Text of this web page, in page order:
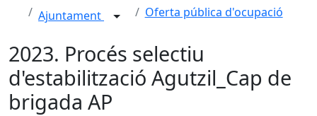
Ajuntament Oferta pública d'ocupació
2023. Procés selectiu
d'estabilització Agutzil_Cap de
brigada AP